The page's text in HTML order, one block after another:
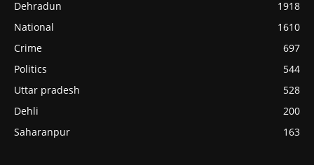
Dehradun
1918
National
1610
Crime
697
Politics
544
Uttar pradesh
528
Dehli
200
Saharanpur
163